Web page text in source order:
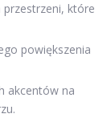
przestrzeni, które
powiększenia
akcentów na